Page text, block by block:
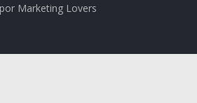
Marketing Lovers